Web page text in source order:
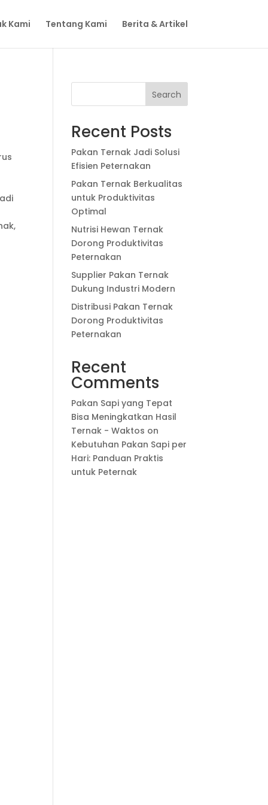
Kami Tentang Kami Berita & Artikel
Search
Recent Posts
Pakan Ternak Jadi Solusi
Efisien Peternakan
Pakan Ternak Berkualitas
untuk Produktivitas
Optimal
Nutrisi Hewan Ternak
Dorong Produktivitas
Peternakan
Supplier Pakan Ternak
Dukung Industri Modern
Distribusi Pakan Ternak
Dorong Produktivitas
Peternakan
Recent
Comments
Pakan Sapi yang Tepat
Bisa Meningkatkan Hasil
Ternak - Waktos on
Kebutuhan Pakan Sapi per
Hari: Panduan Praktis
untuk Peternak